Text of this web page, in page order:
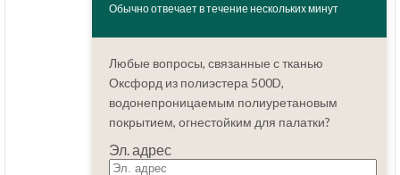
Вопросов?
86.15051486055
order@china-fabrics.net
Обычно отвечает в течение нескольких минут
Любые вопросы, связанные с тканью
Оксфорд из полиэстера 500D,
водонепроницаемым полиуретановым
покрытием, огнестойким для палатки?
Эл. адрес